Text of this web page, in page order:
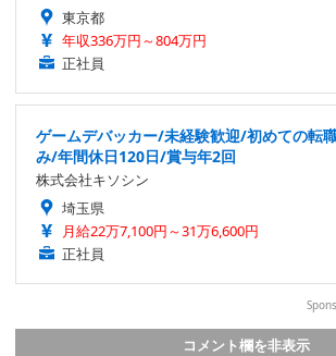
東京都
年収336万円～804万円
正社員
ゲームデバッカー/未経験歓迎/初めての転
み/年間休日120日/賞与年2回
株式会社キソシン
埼玉県
月給22万7,100円～31万6,600円
正社員
コメント欄を非表示